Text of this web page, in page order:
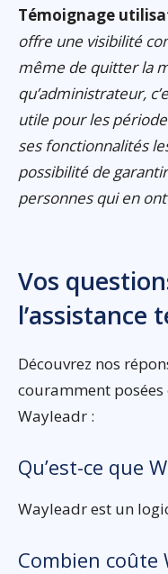
Témoignage
offre une visibilité
même de quitter la
qu’administrateur,
utile pour les
ses fonctionnalités
possibilité de
personnes qui en
Vos
l’assistance
Découvrez nos
couramment
Wayleadr :
Qu’est-ce que
Wayleadr est un
Combien coûte